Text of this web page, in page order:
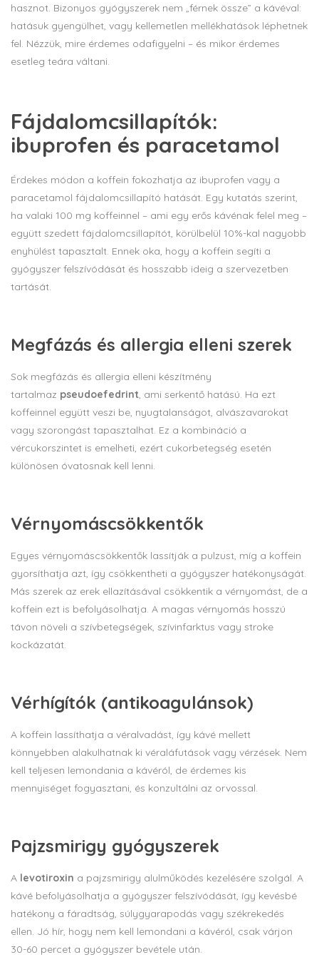
hasznot. Bizonyos gyógyszerek nem „férnek össze” a kávéval:
hatásuk gyengülhet, vagy kellemetlen mellékhatások léphetnek
fel. Nézzük, mire érdemes odafigyelni – és mikor érdemes
esetleg teára váltani.
Fájdalomcsillapítók:
ibuprofen és paracetamol
Érdekes módon a koffein fokozhatja az ibuprofen vagy a
paracetamol fájdalomcsillapító hatását. Egy kutatás szerint,
ha valaki 100 mg koffeinnel – ami egy erős kávénak felel meg –
együtt szedett fájdalomcsillapítót, körülbelül 10%-kal nagyobb
enyhülést tapasztalt. Ennek oka, hogy a koffein segíti a
gyógyszer felszívódását és hosszabb ideig a szervezetben
tartását.
Megfázás és allergia elleni szerek
Sok megfázás és allergia elleni készítmény
tartalmaz pseudoefedrint, ami serkentő hatású. Ha ezt
koffeinnel együtt veszi be, nyugtalanságot, alvászavarokat
vagy szorongást tapasztalhat. Ez a kombináció a
vércukorszintet is emelheti, ezért cukorbetegség esetén
különösen óvatosnak kell lenni.
Vérnyomáscsökkentők
Egyes vérnyomáscsökkentők lassítják a pulzust, míg a koffein
gyorsíthatja azt, így csökkentheti a gyógyszer hatékonyságát.
Más szerek az erek ellazításával csökkentik a vérnyomást, de a
koffein ezt is befolyásolhatja. A magas vérnyomás hosszú
távon növeli a szívbetegségek, szívinfarktus vagy stroke
kockázatát.
Vérhígítók (antikoagulánsok)
A koffein lassíthatja a véralvadást, így kávé mellett
könnyebben alakulhatnak ki véraláfutások vagy vérzések. Nem
kell teljesen lemondania a kávéról, de érdemes kis
mennyiséget fogyasztani, és konzultálni az orvossal.
Pajzsmirigy gyógyszerek
A levotiroxin a pajzsmirigy alulműködés kezelésére szolgál. A
kávé befolyásolhatja a gyógyszer felszívódását, így kevésbé
hatékony a fáradtság, súlygyarapodás vagy székrekedés
ellen. Jó hír, hogy nem kell lemondani a kávéról, csak várjon
30-60 percet a gyógyszer bevétele után.